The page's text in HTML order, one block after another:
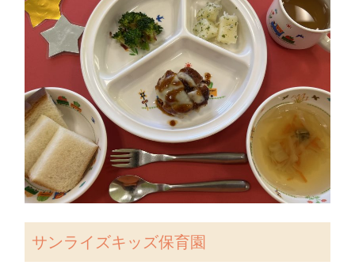
サンライズキッズ保育園